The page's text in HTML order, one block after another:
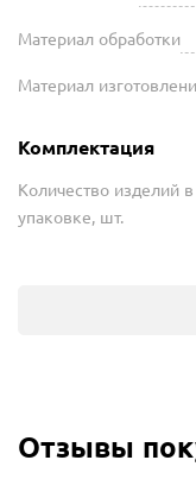
Материал обработки
Материал
Комплектация
Количество изделий в
упаковке, шт.
Отзывы